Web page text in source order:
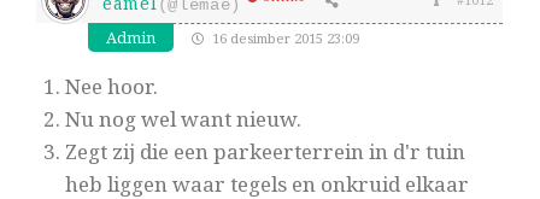
(@lemae)
Admin 16 desimber 2015 23:09
Nee hoor.
Nu nog wel want nieuw.
Zegt zij die een parkeerterrein in d'r tuin
heb liggen waar tegels en onkruid elkaar